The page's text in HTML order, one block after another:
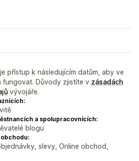
přístup k následujícím datům, aby ve
fungovat. Důvody zjistíte v zásadách
vývojáře.
a spolupracovnících:
blogu
slevy, Online obchod,